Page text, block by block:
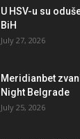
U HSV-u su
BiH
July 27, 2026
Meridianbet
Night Belgrade
July 25, 2026